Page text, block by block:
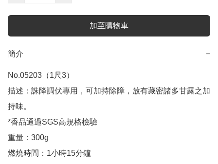
加至購物車
簡介 −
No.05203（1尺3）
描述：誅降調伏專用，可加持除障，放有藏密諸多甘露之加
持味。
*香品通過SGS高規格檢驗
重量：300g
燃燒時間：1小時15分鐘